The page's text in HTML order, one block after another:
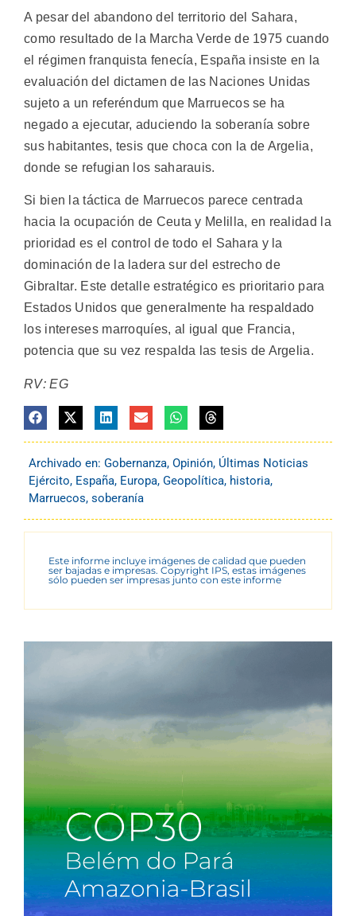
A pesar del abandono del territorio del Sahara,
como resultado de la Marcha Verde de 1975 cuando
el régimen franquista fenecía, España insiste en la
evaluación del dictamen de las Naciones Unidas
sujeto a un referéndum que Marruecos se ha
negado a ejecutar, aduciendo la soberanía sobre
sus habitantes, tesis que choca con la de Argelia,
donde se refugian los saharauis.
Si bien la táctica de Marruecos parece centrada
hacia la ocupación de Ceuta y Melilla, en realidad la
prioridad es el control de todo el Sahara y la
dominación de la ladera sur del estrecho de
Gibraltar. Este detalle estratégico es prioritario para
Estados Unidos que generalmente ha respaldado
los intereses marroquíes, al igual que Francia,
potencia que su vez respalda las tesis de Argelia.
RV: EG
Archivado en: Gobernanza, Opinión, Últimas Noticias
Ejército, España, Europa, Geopolítica, historia,
Marruecos, soberanía
Este informe incluye imágenes de calidad que pueden
ser bajadas e impresas. Copyright IPS, estas imágenes
sólo pueden ser impresas junto con este informe